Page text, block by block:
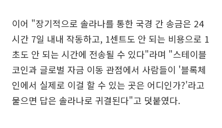
이어 "장기적으로 솔라나를 통한 국경 간 송금은 24
시간 7일 내내 작동하고, 1센트도 안 되는 비용으로 1
초도 안 되는 시간에 전송될 수 있다"라며 "스테이블
코인과 글로벌 자금 이동 관점에서 사람들이 '블록체
인에서 실제로 이걸 할 수 있는 곳은 어디인가?'라고
물으면 답은 솔라나로 귀결된다"고 덧붙였다.